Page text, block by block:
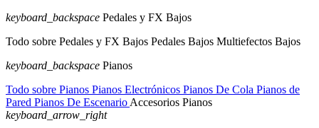
keyboard_backspace Pedales y FX Bajos
Todo sobre Pedales y FX Bajos Pedales Bajos Multiefectos Bajos
keyboard_backspace Pianos
Todo sobre Pianos Pianos Electrónicos Pianos De Cola Pianos de
Pared Pianos De Escenario Accesorios Pianos
keyboard_arrow_right